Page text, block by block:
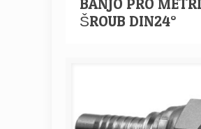
BANJO PRO
ŠROUB DIN24°